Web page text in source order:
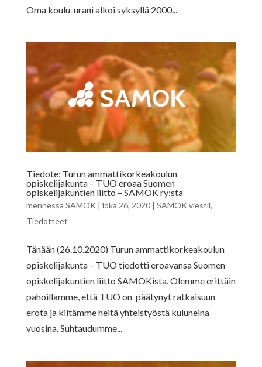
Oma koulu-urani alkoi syksyllä 2000...
Tiedote: Turun ammattikorkeakoulun
opiskelijakunta – TUO eroaa Suomen
opiskelijakuntien liitto – SAMOK ry:sta
mennessä SAMOK | loka 26, 2020| SAMOK viestii,
Tiedotteet
Tänään (26.10.2020) Turun ammattikorkeakoulun
opiskelijakunta – TUO tiedotti eroavansa Suomen
opiskelijakuntien liitto SAMOKista. Olemme erittäin
pahoillamme, että TUO on päätynyt ratkaisuun
erota ja kiitämme heitä yhteistyöstä kuluneina
vuosina. Suhtaudumme...